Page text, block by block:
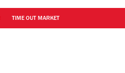
TIME OUT MARKET